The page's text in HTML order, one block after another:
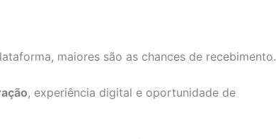
maiores são as chances de recebimento.
, experiência digital e oportunidade de